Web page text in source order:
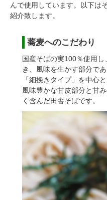
んで使用しています。以下は
紹介致します。
蕎麦へのこだわり
国産そばの実100％使用
き、風味を生かす部分で
「細挽きタイプ」を中心
風味豊かな甘皮部分と甘
く含んだ田舎そばです。